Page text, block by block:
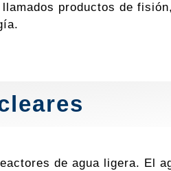
productos de
de agua ligera. El